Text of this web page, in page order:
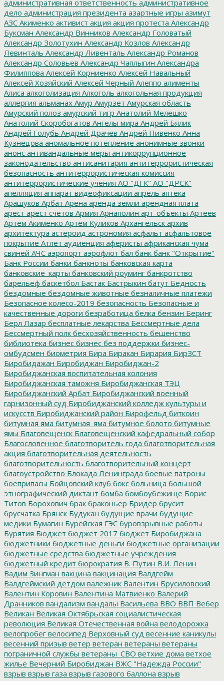
административная ответственность административное
дело администрация президента азартные игры азимут
АЗС Акименко активист акция акция протеста Александр
Буксман Александр Винников Александр Головатый
Александр Золотухин Александр Козлов Александр
Левинталь Александр Ливенталь Александр Романов
Александр Соловьев Александр Чаплыгин Александра
Филиппова Алексей Корниенко Алексей Навальный
Алексей Хозяйский Алексей Черный Алеппо алименты
Алиса алкоголизация Алкоголь алкогольная продукция
аллергия альманах Амур Амурзет Амурская область
Амурский полоз амурский тигр Анатолий Мелешко
Анатолий Скоробогатов Ангелы мира Андрей Бялик
Андрей Голубь Андрей Драчев Андрей Пивенко Анна
Кузнецова аномальное потепление анонимные звонки
анонс антивандальные меры антикоррупционное
законодательство антисанитария антитеррористическая
безопасность антитеррористическая комиссия
антитеррористические учения АО "ДГК" АО "ДРСК"
апелляция аппарат видеофиксации апрель аптека
Арашуков Арбат Арена аренда земли арендная плата
арест арест счетов Армия Арнаполин арт-объекты Артеев
Артём Акименко Артём Куликов Архангельск архив
архитектура астероид астрономия асфальт асфальтовое
покрытие Атлет аудиенция аферисты африканская чума
свиней АЧС аэропорт аэрофлот бал банк банк "Открытие"
Банк России банки банкноты банковская карта
банковские_карты банковский роуминг банкротство
барельеф баскетбол Бастак Бастрыкин батут Бедность
бездомные бездомные животные безналичные платежи
Безопасное колесо-2019 безопасность Безопасные и
качественные дороги безработица белка бензин Беринг
Берл Лазар бесплатные лекарства Бессмертные дела
Бессмертный полк бесхозяйственность бешенство
библиотека бизнес бизнес без поддержки бизнес-
омбудсмен биометрия Бира Биракан Бирария БирЗСТ
Биробидажан Биробиджан Биробиджан-2
Биробиджанская воспитательная колония
Биробиджанская таможня Биробиджанская ТЭЦ
Биробиджанский Арбат Биробиджанский военный
гарнизонный суд Биробиджанский колледж культуры и
искусств Биробиджанский район Бирофельд биткоин
битумная яма битумная_яма битумное болото битумные
ямы Благовещенск Благовещенский кафедральный собор
Благословенное благотворитель года благотворительная
акция благотворительная деятельность
благотворительность благотворительный концерт
благоустройство Блокада Ленинграда боевые патроны
боеприпасы Бойцовский клуб бокс больница большой
этнографический диктант бомба бомбоубежище Борис
Титов Борохович брак браконьер Бридер брусит
брусчатка Брянск Будукан будущие врачи будущие
медики Бумагин Бурейская ГЭС буровзрывные работы
Бурятия Бюджет бюджет 2017 бюджет Биробиджана
бюджетники бюджетные деньги бюджетные организации
бюджетные средства бюджетные учреждения
бюджетный кредит бюрократия В. Путин В.И. Ленин
Вадим Зингман вакцина вакцинация Валдгейм
Валдгеймский детдом валежник Валентин Брусиловский
Валентин Коровин Валентина Матвиенко Валерий
Дранников вандализм вандалы Васильева ВВО ВВП Вебер
Великан Великая Октябрьская социалистическая
революция Великая Отечественная война велодорожка
велопробег велосипед Верховный суд весенние каникулы
весенний призыв ветер ветеран ветераны ветераны
пограничной службы ветераны_СВО ветхие дома ветхое
жилье Вечерний Биробиджан ВЖС "Надежда России"
взрыв взрыв газа взрыв газового баллона взрыв